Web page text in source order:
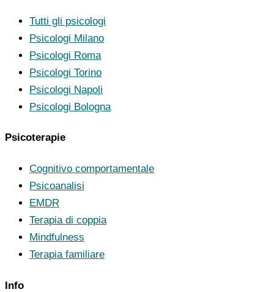
Tutti gli psicologi
Psicologi Milano
Psicologi Roma
Psicologi Torino
Psicologi Napoli
Psicologi Bologna
Psicoterapie
Cognitivo comportamentale
Psicoanalisi
EMDR
Terapia di coppia
Mindfulness
Terapia familiare
Info